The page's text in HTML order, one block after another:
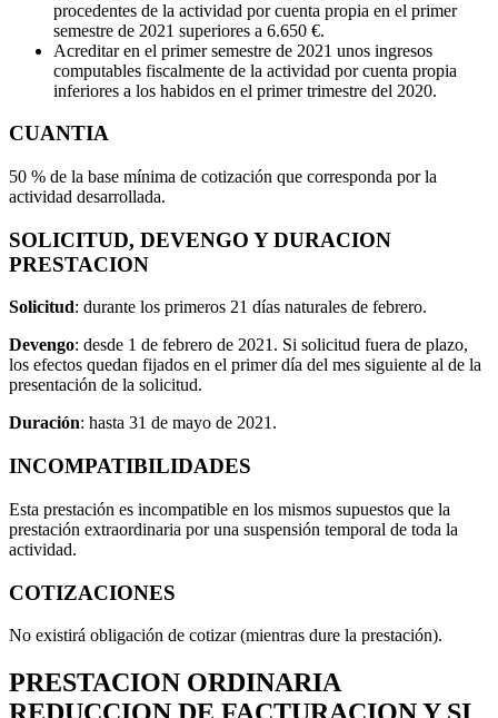
procedentes de la actividad por cuenta propia en el primer
semestre de 2021 superiores a 6.650 €.
Acreditar en el primer semestre de 2021 unos ingresos
computables fiscalmente de la actividad por cuenta propia
inferiores a los habidos en el primer trimestre del 2020.
CUANTIA
50 % de la base mínima de cotización que corresponda por la
actividad desarrollada.
SOLICITUD, DEVENGO Y DURACION
PRESTACION
Solicitud: durante los primeros 21 días naturales de febrero.
Devengo: desde 1 de febrero de 2021. Si solicitud fuera de plazo,
los efectos quedan fijados en el primer día del mes siguiente al de la
presentación de la solicitud.
Duración: hasta 31 de mayo de 2021.
INCOMPATIBILIDADES
Esta prestación es incompatible en los mismos supuestos que la
prestación extraordinaria por una suspensión temporal de toda la
actividad.
COTIZACIONES
No existirá obligación de cotizar (mientras dure la prestación).
PRESTACION ORDINARIA